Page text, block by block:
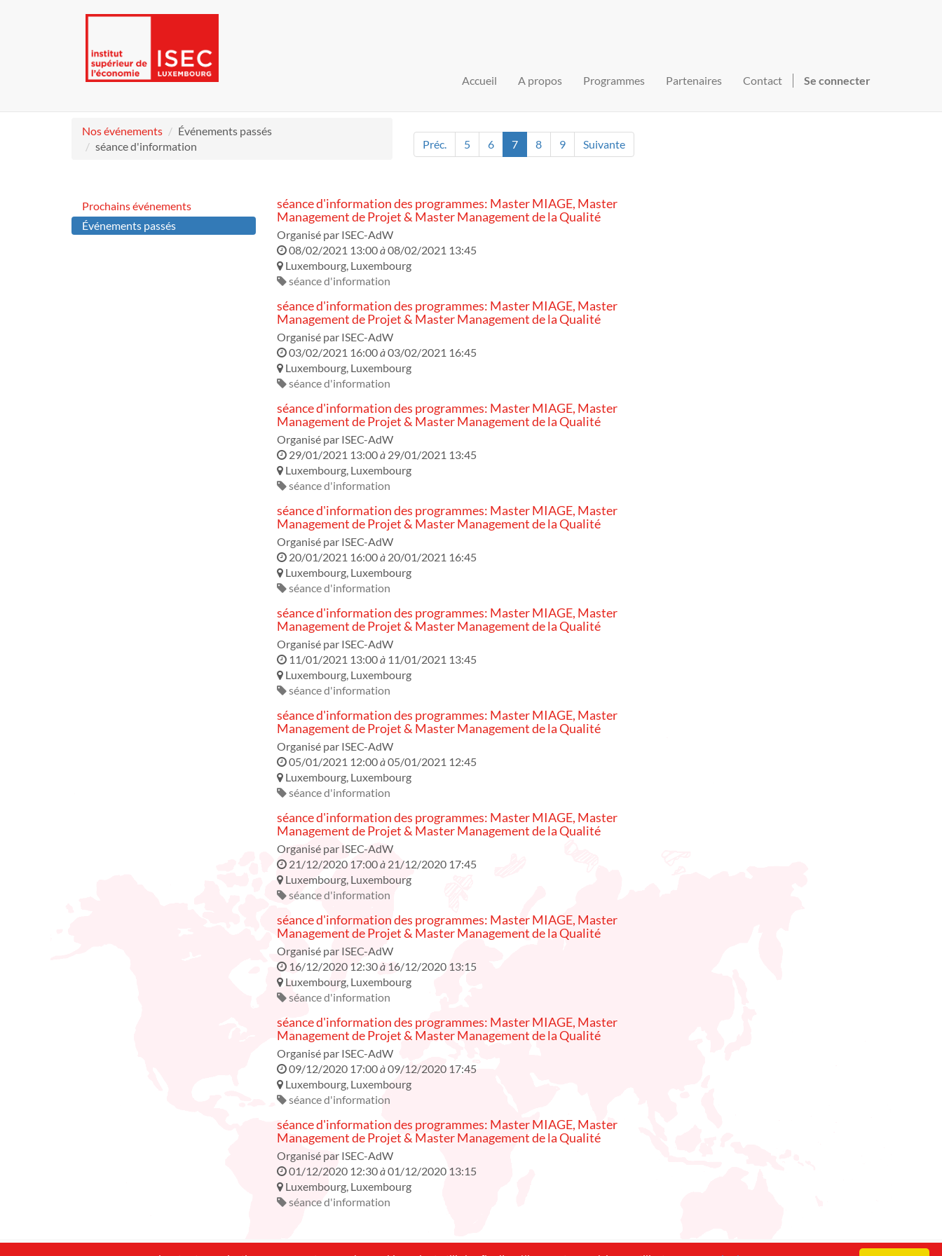
Accueil A propos Programmes Partenaires Contact Se connecter
Nos événements
Événements passés
séance d'information
Préc. 5 6 7 8 9 Suivante
Prochains événements
Événements passés
séance d'information des programmes: Master MIAGE, Master
Management de Projet & Master Management de la Qualité
Organisé par ISEC-AdW
08/02/2021 13:00à08/02/2021 13:45
Luxembourg, Luxembourg
séance d'information
séance d'information des programmes: Master MIAGE, Master
Management de Projet & Master Management de la Qualité
Organisé par ISEC-AdW
03/02/2021 16:00à03/02/2021 16:45
Luxembourg, Luxembourg
séance d'information
séance d'information des programmes: Master MIAGE, Master
Management de Projet & Master Management de la Qualité
Organisé par ISEC-AdW
29/01/2021 13:00à 29/01/2021 13:45
Luxembourg, Luxembourg
séance d'information
séance d'information des programmes: Master MIAGE, Master
Management de Projet & Master Management de la Qualité
Organisé par ISEC-AdW
20/01/2021 16:00à 20/01/2021 16:45
Luxembourg, Luxembourg
séance d'information
séance d'information des programmes: Master MIAGE, Master
Management de Projet & Master Management de la Qualité
Organisé par ISEC-AdW
11/01/2021 13:00à 11/01/2021 13:45
Luxembourg, Luxembourg
séance d'information
séance d'information des programmes: Master MIAGE, Master
Management de Projet & Master Management de la Qualité
Organisé par ISEC-AdW
05/01/2021 12:00à05/01/2021 12:45
Luxembourg, Luxembourg
séance d'information
séance d'information des programmes: Master MIAGE, Master
Management de Projet & Master Management de la Qualité
Organisé par ISEC-AdW
21/12/2020 17:00à 21/12/2020 17:45
Luxembourg, Luxembourg
séance d'information
séance d'information des programmes: Master MIAGE, Master
Management de Projet & Master Management de la Qualité
Organisé par ISEC-AdW
16/12/2020 12:30à 16/12/2020 13:15
Luxembourg, Luxembourg
séance d'information
séance d'information des programmes: Master MIAGE, Master
Management de Projet & Master Management de la Qualité
Organisé par ISEC-AdW
09/12/2020 17:00à09/12/2020 17:45
Luxembourg, Luxembourg
séance d'information
séance d'information des programmes: Master MIAGE, Master
Management de Projet & Master Management de la Qualité
Organisé par ISEC-AdW
01/12/2020 12:30à01/12/2020 13:15
Luxembourg, Luxembourg
séance d'information